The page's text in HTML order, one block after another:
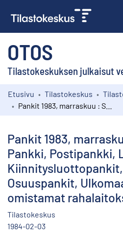
OTOS
Tilastokeskuksen julkaisut
Kokoelmat
Etusivu Tilastokeskus
Pankit 1983,
Pankki, Postipankki,
Osuuspankit,
omistamat
Tilastokeskus
1984-02-03